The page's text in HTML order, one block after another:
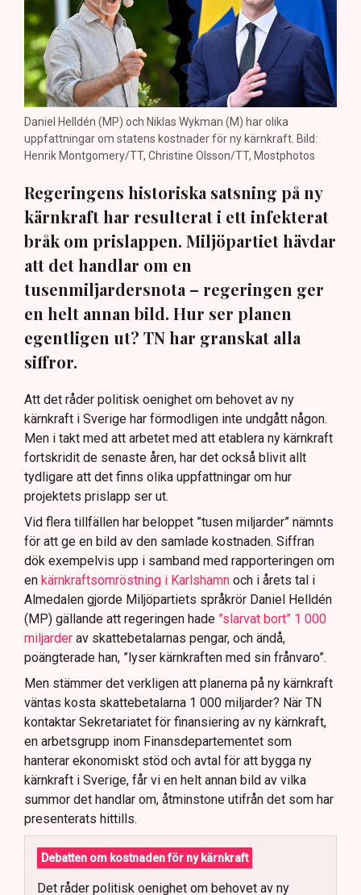
Daniel Helldén (MP) och Niklas Wykman (M) har olika
uppfattningar om statens kostnader för ny kärnkraft. Bild:
Henrik Montgomery/TT, Christine Olsson/TT, Mostphotos
Regeringens historiska satsning på ny
kärnkraft har resulterat i ett infekterat
bråk om prislappen. Miljöpartiet hävdar
att det handlar om en
tusenmiljardersnota – regeringen ger
en helt annan bild. Hur ser planen
egentligen ut? TN har granskat alla
siffror.
Att det råder politisk oenighet om behovet av ny
kärnkraft i Sverige har förmodligen inte undgått någon.
Men i takt med att arbetet med att etablera ny kärnkraft
fortskridit de senaste åren, har det också blivit allt
tydligare att det finns olika uppfattningar om hur
projektets prislapp ser ut.
Vid flera tillfällen har beloppet ”tusen miljarder” nämnts
för att ge en bild av den samlade kostnaden. Siffran
dök exempelvis upp i samband med rapporteringen om
en kärnkraftsomröstning i Karlshamn och i årets tal i
Almedalen gjorde Miljöpartiets språkrör Daniel Helldén
(MP) gällande att regeringen hade ”slarvat bort” 1 000
miljarder av skattebetalarnas pengar, och ändå,
poängterade han, ”lyser kärnkraften med sin frånvaro”.
Men stämmer det verkligen att planerna på ny kärnkraft
väntas kosta skattebetalarna 1 000 miljarder? När TN
kontaktar Sekretariatet för finansiering av ny kärnkraft,
en arbetsgrupp inom Finansdepartementet som
hanterar ekonomiskt stöd och avtal för att bygga ny
kärnkraft i Sverige, får vi en helt annan bild av vilka
summor det handlar om, åtminstone utifrån det som har
presenterats hittills.
Debatten om kostnaden för ny kärnkraft
Det råder politisk oenighet om behovet av ny